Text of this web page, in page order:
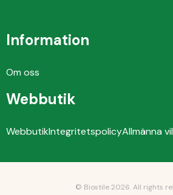
Information
Om oss
Webbutik
WebbutikIntegritetspolicyAllmänna
© Biostile 2026.All rights